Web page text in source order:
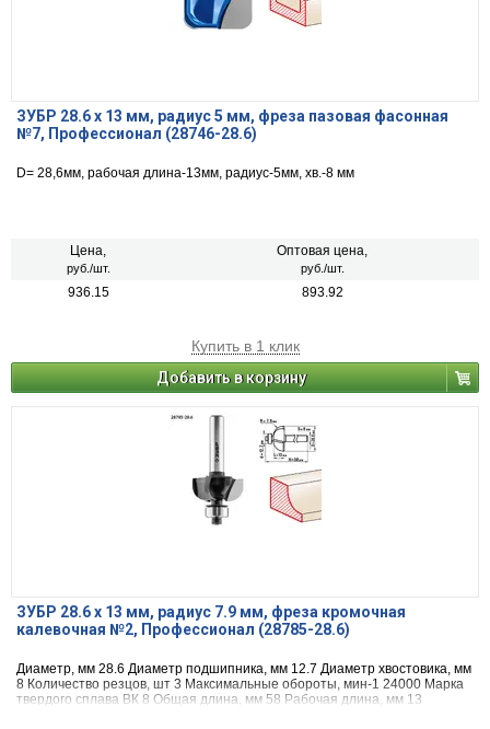
ЗУБР 28.6 x 13 мм, радиус 5 мм, фреза пазовая фасонная
№7, Профессионал (28746-28.6)
D= 28,6мм, рабочая длина-13мм, радиус-5мм, хв.-8 мм
Цена,
руб./шт.
Оптовая цена,
руб./шт.
936.15 893.92
Купить в 1 клик
Добавить в корзину
ЗУБР 28.6 x 13 мм, радиус 7.9 мм, фреза кромочная
калевочная №2, Профессионал (28785-28.6)
Диаметр, мм 28.6 Диаметр подшипника, мм 12.7 Диаметр хвостовика, мм
8 Количество резцов, шт 3 Максимальные обороты, мин-1 24000 Марка
твердого сплава ВК 8 Общая длина, мм 58 Рабочая длина, мм 13